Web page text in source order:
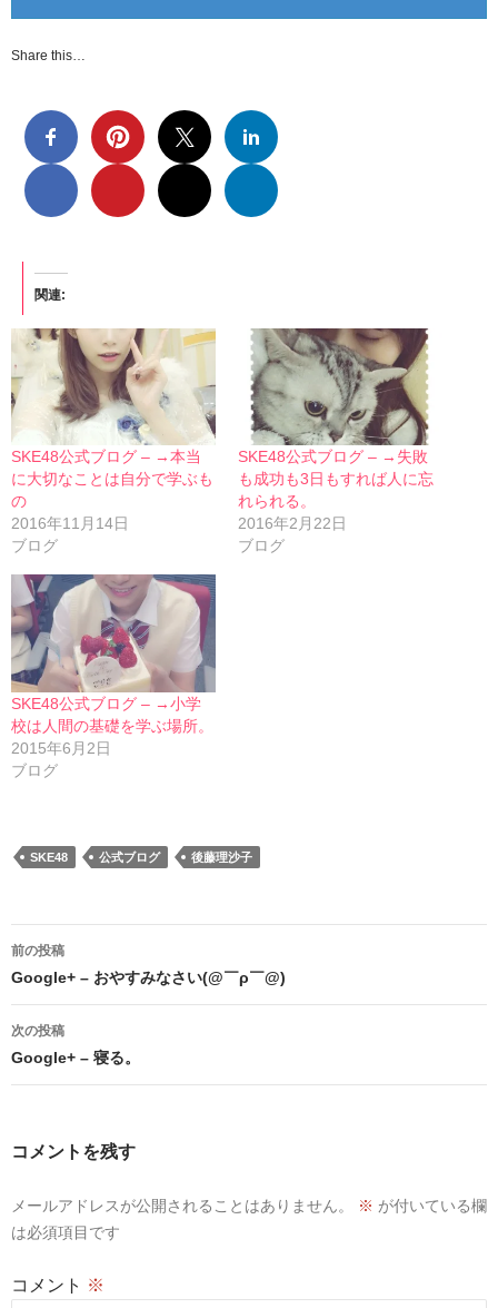
Share this…
関連
SKE48公式ブログ – →本当
に大切なことは自分で学ぶも
の
2016年11月14日
ブログ
SKE48公式ブログ – →失敗
も成功も3日もすれば人に忘
れられる。
2016年2月22日
ブログ
SKE48公式ブログ – →小学
校は人間の基礎を学ぶ場所。
2015年6月2日
ブログ
SKE48 公式ブログ 後藤理沙子
投
稿
ナ
ビ
ョ
前の投稿
Google+ – おやすみなさい(@￣ρ￣@)
次の投稿
Google+ – 寝る。
コメントを残す
メールアドレスが公開されることはありません。 ※ が付いている欄
は必須項目です
コメント ※